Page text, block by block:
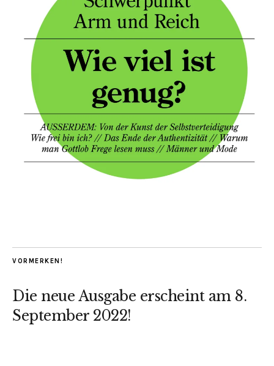
VORMERKEN!
Die neue Ausgabe erscheint am 8.
September 2022!